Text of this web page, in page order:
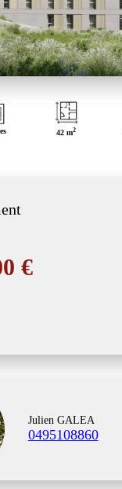
42 m2
€
Julien GALEA
0495108860